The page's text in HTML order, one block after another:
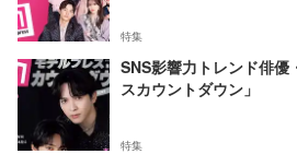
特集
SNS影響力トレンド俳優
スカウントダウン」
特集